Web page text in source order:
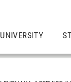
UNIVERSITY